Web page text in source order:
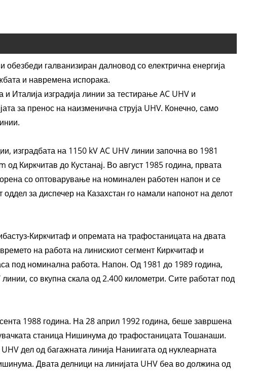
галванизиран далновод со електрична енергија
и навремена испорака.
Италија изградија линии за тестирање AC UHV и
за пренос на наизменична струја UHV. Конечно, само
изградбата на 1150 kV AC UHV линии започна во 1981
Киркчитав до Кустанај. Во август 1985 година, првата
со оптоварување на номинален работен напон и се
за диспечер на Казахстан го намали напонот на делот
Киркчитаф и опремата на трафостаницата на двата
на работа на линискиот сегмент Киркчитаф и
под номинална работа. Напон. Од 1981 до 1989 година,
со вкупна скала од 2.400 километри. Сите работат под
1988 година. На 28 април 1992 година, беше завршена
станица Нишинума до трафостаницата Тошанаши.
дел од багажната линија Наниигата од нуклеарната
Двата делници на линијата UHV беа во должина од